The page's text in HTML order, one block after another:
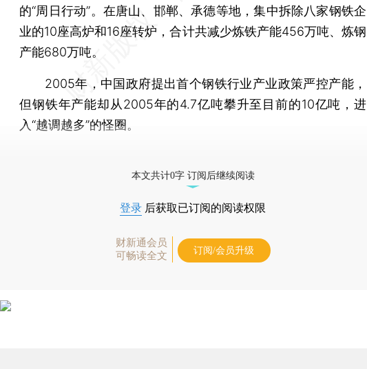
的“周日行动”。在唐山、邯郸、承德等地，集中拆除八家钢铁企
业的10座高炉和16座转炉，合计共减少炼铁产能456万吨、炼钢
产能680万吨。
2005年，中国政府提出首个钢铁行业产业政策严控产能，
但钢铁年产能却从2005年的4.7亿吨攀升至目前的10亿吨，进
入“越调越多”的怪圈。
本文共计0字 订阅后继续阅读
登录 后获取已订阅的阅读权限
财新通会员
可畅读全文
订阅/会员升级